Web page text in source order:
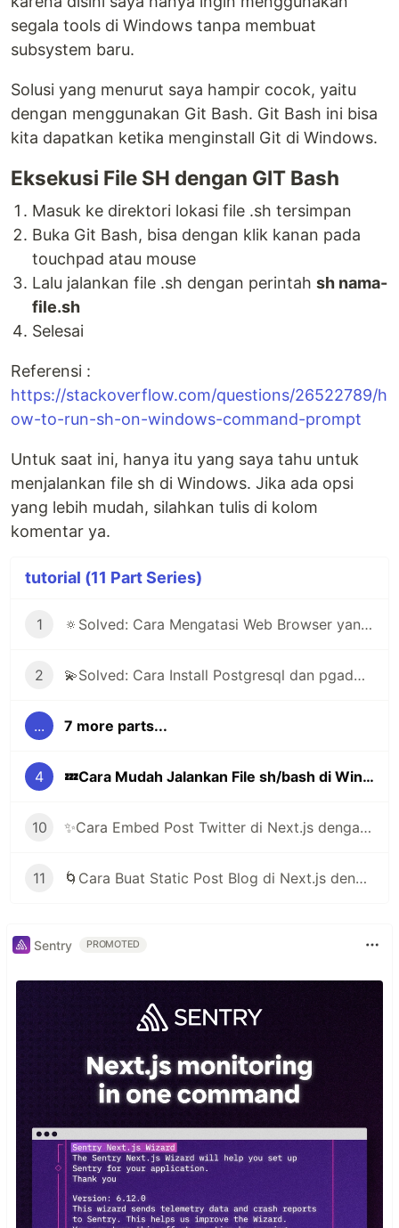
segala tools di Windows tanpa membuat
subsystem baru.
Solusi yang menurut saya hampir cocok, yaitu
dengan menggunakan Git Bash. Git Bash ini bisa
kita dapatkan ketika menginstall Git di Windows.
Eksekusi File SH dengan GIT Bash
Masuk ke direktori lokasi file .sh tersimpan
Buka Git Bash, bisa dengan klik kanan pada
touchpad atau mouse
Lalu jalankan file .sh dengan perintah sh nama-
file.sh
Selesai
Referensi :
https://stackoverflow.com/questions/26522789/h
ow-to-run-sh-on-windows-command-prompt
Untuk saat ini, hanya itu yang saya tahu untuk
menjalankan file sh di Windows. Jika ada opsi
yang lebih mudah, silahkan tulis di kolom
komentar ya.
tutorial (11 Part Series)
1 🔅Solved: Cara Mengatasi Web Browser yang Selalu Minta Login Akun
2 💫Solved: Cara Install Postgresql dan pgadmin di Arch Linux | Manjaro
... 7 more parts...
4 💤Cara Mudah Jalankan File sh/bash di Windows
10 ✨Cara Embed Post Twitter di Next.js dengan Library react-tweet
11 🌀Cara Buat Static Post Blog di Next.js dengan Markdown File
Sentry PROMOTED